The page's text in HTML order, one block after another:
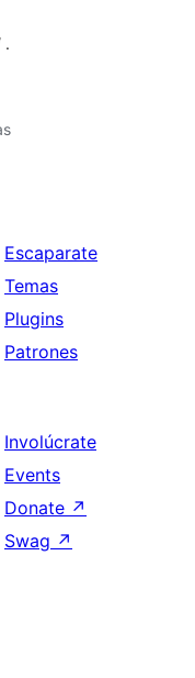
.
Escaparate
Temas
Plugins
Patrones
Involúcrate
Events
Donate ↗
Swag ↗